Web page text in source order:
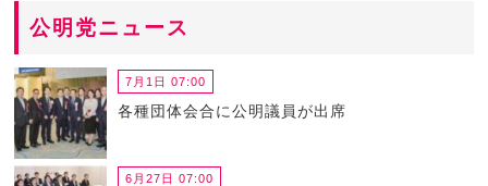
公明党ニュース
7月1日 07:00
各種団体会合に公明議員が出席
6月27日 07:00